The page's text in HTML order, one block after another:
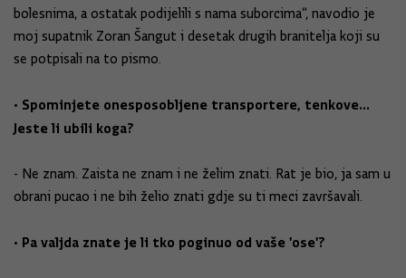
bolesnima, a ostatak podijelili s nama suborcima“, navodio je
moj supatnik Zoran Šangut i desetak drugih branitelja koji su
se potpisali na to pismo.
• Spominjete onesposobljene transportere, tenkove...
Jeste li ubili koga?
- Ne znam. Zaista ne znam i ne želim znati. Rat je bio, ja sam u
obrani pucao i ne bih želio znati gdje su ti meci završavali.
• Pa valjda znate je li tko poginuo od vaše 'ose'?